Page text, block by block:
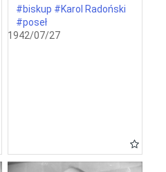
#biskup #Karol Radoński
#poseł
1942/07/27